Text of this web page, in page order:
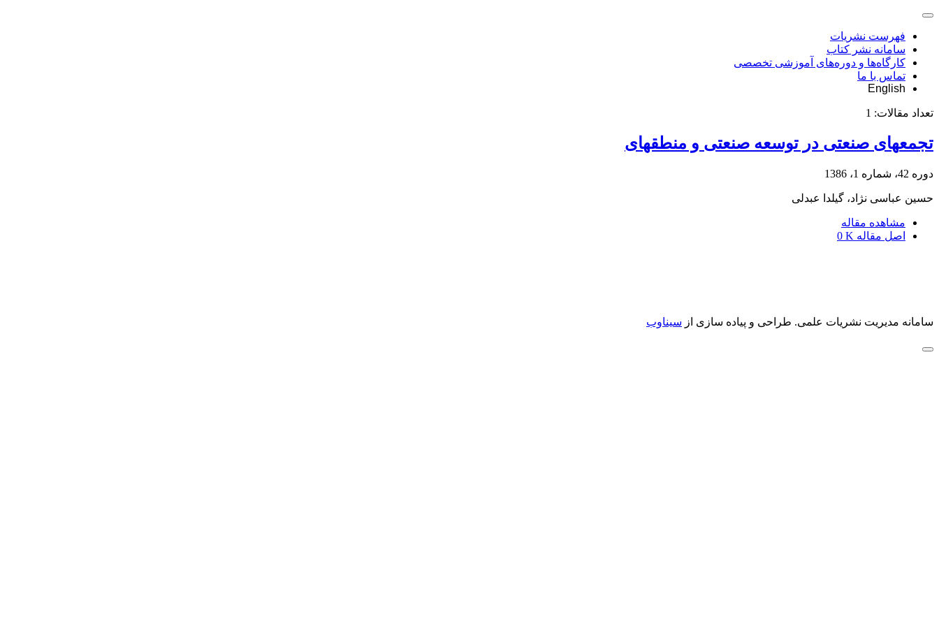
فهرست نشریات
سامانه نشر کتاب
کارگاه‌ها و دوره‌های آموزشی تخصصی
تماس با ما
English
تعداد مقالات: 1
تجمع‎های صنعتی در توسعه صنعتی و منطقه‎ای
دوره 42، شماره 1، 1386
حسین عباسی نژاد، گیلدا عبدلی
مشاهده مقاله
اصل مقاله 0 K
سامانه مدیریت نشریات علمی. طراحی و پیاده سازی از سیناوب